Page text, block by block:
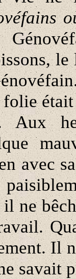
était
Aux
avec
ne
Il
savait